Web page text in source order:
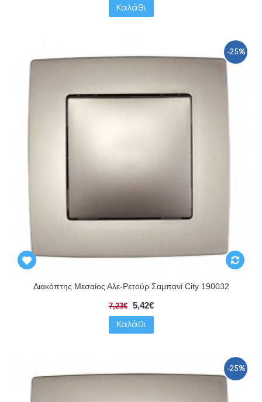
Καλάθι
-25%
Διακόπτης Μεσαίος Αλε-Ρετούρ Σαμπανί City 190032
7,23€ 5,42€
Καλάθι
-25%